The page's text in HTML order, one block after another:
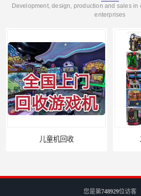
Development, design, production and sales in
enterprises
二手游戏机回收
您是第748929位访客